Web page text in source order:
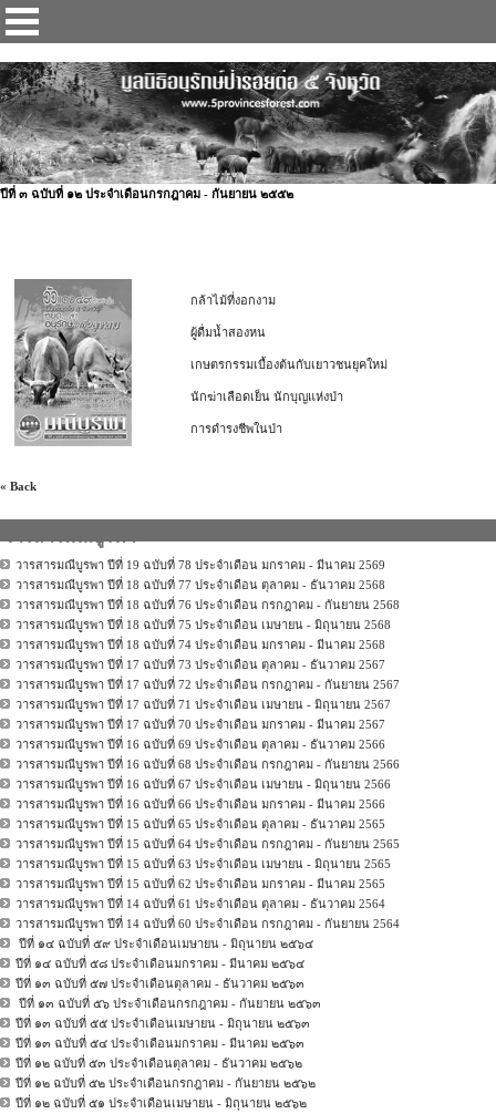
ปีที่ ๓ ฉบับที่ ๑๒ ประจำเดือนกรกฎาคม - กันยายน ๒๕๕๒
กล้าไม้ที่งอกงาม
ผู้ดื่มน้ำสองหน
เกษตรกรรมเบื้องต้นกับเยาวชนยุคใหม่
นักฆ่าเลือดเย็น นักบุญแห่งป่า
การดำรงชีพในป่า
« Back
วารสารมณีบูรพา ปีที่ 19 ฉบับที่ 78 ประจำเดือน มกราคม - มีนาคม 2569
วารสารมณีบูรพา ปีที่ 18 ฉบับที่ 77 ประจำเดือน ตุลาคม - ธันวาคม 2568
วารสารมณีบูรพา ปีที่ 18 ฉบับที่ 76 ประจำเดือน กรกฎาคม - กันยายน 2568
วารสารมณีบูรพา ปีที่ 18 ฉบับที่ 75 ประจำเดือน เมษายน - มิถุนายน 2568
วารสารมณีบูรพา ปีที่ 18 ฉบับที่ 74 ประจำเดือน มกราคม - มีนาคม 2568
วารสารมณีบูรพา ปีที่ 17 ฉบับที่ 73 ประจำเดือน ตุลาคม - ธันวาคม 2567
วารสารมณีบูรพา ปีที่ 17 ฉบับที่ 72 ประจำเดือน กรกฎาคม - กันยายน 2567
วารสารมณีบูรพา ปีที่ 17 ฉบับที่ 71 ประจำเดือน เมษายน - มิถุนายน 2567
วารสารมณีบูรพา ปีที่ 17 ฉบับที่ 70 ประจำเดือน มกราคม - มีนาคม 2567
วารสารมณีบูรพา ปีที่ 16 ฉบับที่ 69 ประจำเดือน ตุลาคม - ธันวาคม 2566
วารสารมณีบูรพา ปีที่ 16 ฉบับที่ 68 ประจำเดือน กรกฎาคม - กันยายน 2566
วารสารมณีบูรพา ปีที่ 16 ฉบับที่ 67 ประจำเดือน เมษายน - มิถุนายน 2566
วารสารมณีบูรพา ปีที่ 16 ฉบับที่ 66 ประจำเดือน มกราคม - มีนาคม 2566
วารสารมณีบูรพา ปีที่ 15 ฉบับที่ 65 ประจำเดือน ตุลาคม - ธันวาคม 2565
วารสารมณีบูรพา ปีที่ 15 ฉบับที่ 64 ประจำเดือน กรกฎาคม - กันยายน 2565
วารสารมณีบูรพา ปีที่ 15 ฉบับที่ 63 ประจำเดือน เมษายน - มิถุนายน 2565
วารสารมณีบูรพา ปีที่ 15 ฉบับที่ 62 ประจำเดือน มกราคม - มีนาคม 2565
วารสารมณีบูรพา ปีที่ 14 ฉบับที่ 61 ประจำเดือน ตุลาคม - ธันวาคม 2564
วารสารมณีบูรพา ปีที่ 14 ฉบับที่ 60 ประจำเดือน กรกฎาคม - กันยายน 2564
ปีที่ ๑๔ ฉบับที่ ๕๙ ประจำเดือนเมษายน - มิถุนายน ๒๕๖๔
ปีที่ ๑๔ ฉบับที่ ๕๘ ประจำเดือนมกราคม - มีนาคม ๒๕๖๔
ปีที่ ๑๓ ฉบับที่ ๕๗ ประจำเดือนตุลาคม - ธันวาคม ๒๕๖๓
ปีที่ ๑๓ ฉบับที่ ๕๖ ประจำเดือนกรกฎาคม - กันยายน ๒๕๖๓
ปีที่ ๑๓ ฉบับที่ ๕๕ ประจำเดือนเมษายน - มิถุนายน ๒๕๖๓
ปีที่ ๑๓ ฉบับที่ ๕๔ ประจำเดือนมกราคม - มีนาคม ๒๕๖๓
ปีที่ ๑๒ ฉบับที่ ๕๓ ประจำเดือนตุลาคม - ธันวาคม ๒๕๖๒
ปีที่ ๑๒ ฉบับที่ ๕๒ ประจำเดือนกรกฎาคม - กันยายน ๒๕๖๒
ปีที่ ๑๒ ฉบับที่ ๕๑ ประจำเดือนเมษายน - มิถุนายน ๒๕๖๒